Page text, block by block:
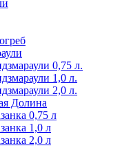
0,75 л.
1,0 л.
2,0 л.
Долина
0,75 л
1,0 л
2,0 л